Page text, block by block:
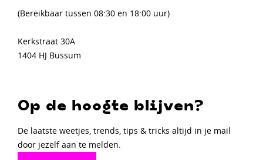
(Bereikbaar tussen 08:30 en 18:00 uur)
Kerkstraat 30A
1404 HJ Bussum
Op de hoogte blijven?
De laatste weetjes, trends, tips & tricks altijd in je mail
door jezelf aan te melden.